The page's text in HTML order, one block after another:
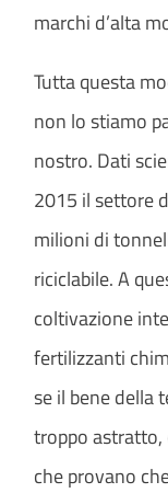
marchi d’alta
Tutta questa
non lo stiamo
nostro. Dati
2015 il settore
milioni di
riciclabile. A
coltivazione
fertilizzanti
se il bene della
troppo
che provano